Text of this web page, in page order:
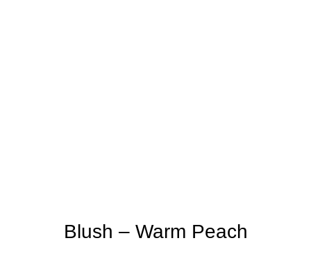
Blush – Warm Peach